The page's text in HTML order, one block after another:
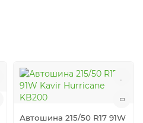
Автошина 215/50 R17 91W